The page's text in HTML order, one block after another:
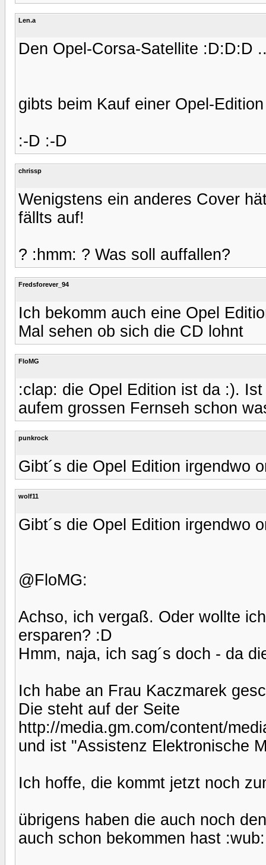
Len.a
Den Opel-Corsa-Satellite :D:D:D
gibts beim Kauf einer Opel-
:-D :-D
chrissp
Wenigstens ein anderes Cover
fällts auf!
? :hmm: ? Was soll auffallen?
Fredsforever_94
Ich bekomm auch eine Opel
Mal sehen ob sich die CD lohnt
FloMG
:clap: die Opel Edition ist da :).
aufem grossen Fernseh schon
punkrock
Gibt´s die Opel Edition irgendwo
wolf11
Gibt´s die Opel Edition irgendwo
@FloMG:
Achso, ich vergaß. Oder wollte
ersparen? :D
Hmm, naja, ich sag´s doch - da
Ich habe an Frau Kaczmarek
Die steht auf der Seite
http://media.gm.com/content/
und ist "Assistenz Elektronische
Ich hoffe, die kommt jetzt noch
übrigens haben die auch noch
auch schon bekommen hast :wub: